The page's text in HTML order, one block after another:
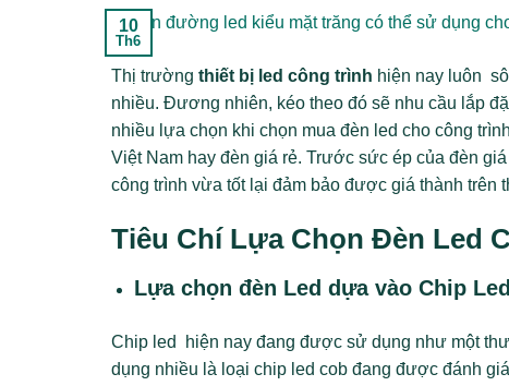
10
Th6
Thị trường thiết bị led công trình hiện nay luôn
nhiều. Đương nhiên, kéo theo đó sẽ nhu cầu lắp
nhiều lựa chọn khi chọn mua đèn led cho công
Việt Nam hay đèn giá rẻ. Trước sức ép của đèn
công trình vừa tốt lại đảm bảo được giá thành trên
Tiêu Chí Lựa Chọn Đèn Led
Lựa chọn đèn Led dựa vào Chip Led
Chip led hiện nay đang được sử dụng như một
dụng nhiều là loại chip led cob đang được đánh